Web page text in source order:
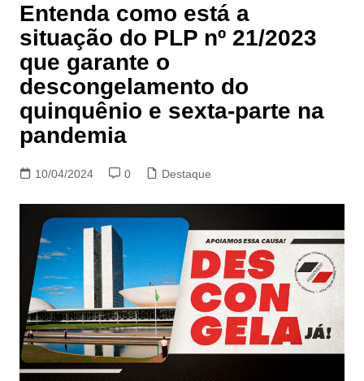
Entenda como está a
situação do PLP nº 21/2023
que garante o
descongelamento do
quinquênio e sexta-parte na
pandemia
10/04/2024 0 Destaque